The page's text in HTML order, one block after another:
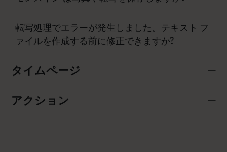
転写処理でエラーが発生しました。テキスト フ
ァイルを作成する前に修正できますか?
タイムページ
アクション